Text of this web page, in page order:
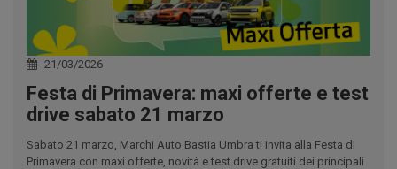
21/03/2026
Festa di Primavera: maxi offerte e test
drive sabato 21 marzo
Sabato 21 marzo, Marchi Auto Bastia Umbra ti invita alla Festa di
Primavera con maxi offerte, novità e test drive gratuiti dei principali